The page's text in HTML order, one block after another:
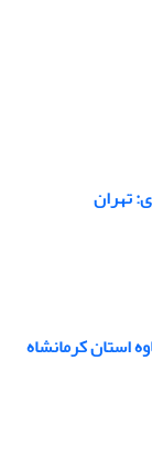
تهران
استان کرمانشاه